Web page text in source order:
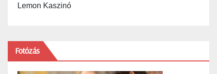
Lemon Kaszinó
Fotózás